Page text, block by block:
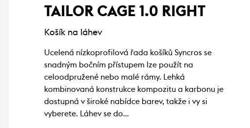
TAILOR CAGE 1.0 RIGHT
Košík na láhev
Ucelená nízkoprofilová řada košíků Syncros se
snadným bočním přístupem lze použít na
celoodpružené nebo malé rámy. Lehká
kombinovaná konstrukce kompozitu a karbonu je
dostupná v široké nabídce barev, takže i vy si
vyberete. Láhev se do…